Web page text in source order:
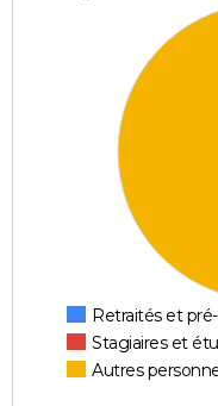
Retraités et
Stagiaires et
Autres